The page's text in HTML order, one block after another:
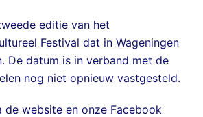
editie van het
Festival dat in Wageningen
De datum is in verband met de
nog niet opnieuw vastgesteld.
de website en onze Facebook